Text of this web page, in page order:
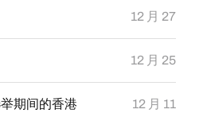
12 月 27
12 月 25
期间的香港 12 月 11